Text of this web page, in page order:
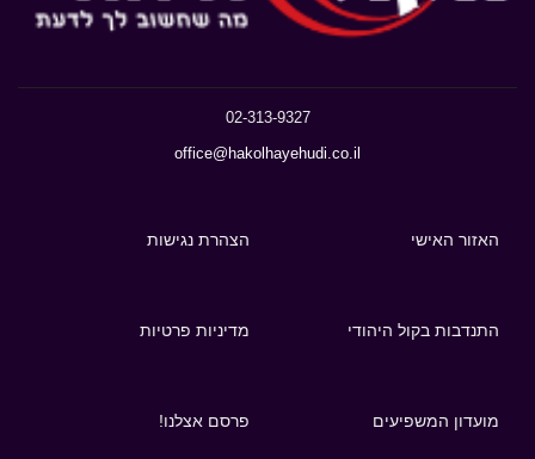
02-313-9327
office@hakolhayehudi.co.il
האזור האישי הצהרת נגישות
התנדבות בקול היהודי מדיניות פרטיות
מועדון המשפיעים פרסם אצלנו!